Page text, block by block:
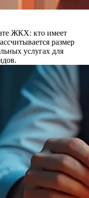
ЖКХ: кто имеет
размер
услугах для